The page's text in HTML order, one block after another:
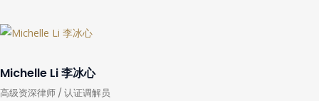
Michelle Li 李冰心
高级资深律师 / 认证调解员